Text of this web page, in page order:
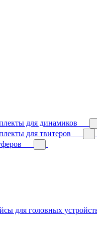
для динамиков
для твитеров
для головных